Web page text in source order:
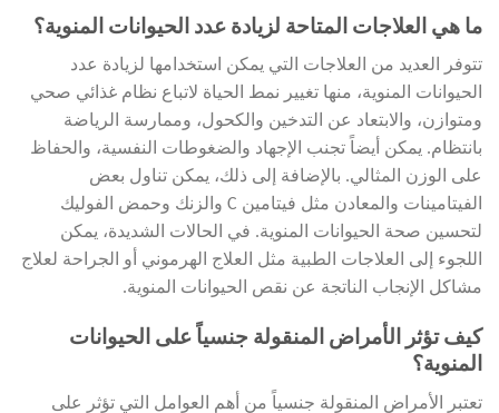
ما هي العلاجات المتاحة لزيادة عدد الحيوانات المنوية؟
تتوفر العديد من العلاجات التي يمكن استخدامها لزيادة عدد
الحيوانات المنوية، منها تغيير نمط الحياة لاتباع نظام غذائي صحي
ومتوازن، والابتعاد عن التدخين والكحول، وممارسة الرياضة
بانتظام. يمكن أيضاً تجنب الإجهاد والضغوطات النفسية، والحفاظ
على الوزن المثالي. بالإضافة إلى ذلك، يمكن تناول بعض
الفيتامينات والمعادن مثل فيتامين C والزنك وحمض الفوليك
لتحسين صحة الحيوانات المنوية. في الحالات الشديدة، يمكن
اللجوء إلى العلاجات الطبية مثل العلاج الهرموني أو الجراحة لعلاج
مشاكل الإنجاب الناتجة عن نقص الحيوانات المنوية.
كيف تؤثر الأمراض المنقولة جنسياً على الحيوانات
المنوية؟
تعتبر الأمراض المنقولة جنسياً من أهم العوامل التي تؤثر على